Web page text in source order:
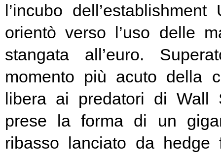
l’incubo
orientò verso l’uso delle
stangata all’euro.
momento più acuto della
libera ai predatori di Wall
prese la forma di un
ribasso lanciato da hedge